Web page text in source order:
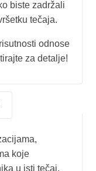
biste zadržali
tečaja.
odnose
za detalje!
koje
u isti tečaj.